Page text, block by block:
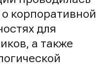
корпоративной
для
а также